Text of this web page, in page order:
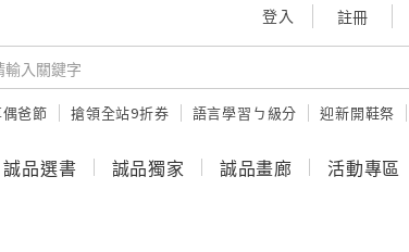
登入 註冊
爸節 搶領全站9折券 語言學習ㄅ級分 迎新開鞋祭
誠品選書 誠品獨家 誠品畫廊 活動專區